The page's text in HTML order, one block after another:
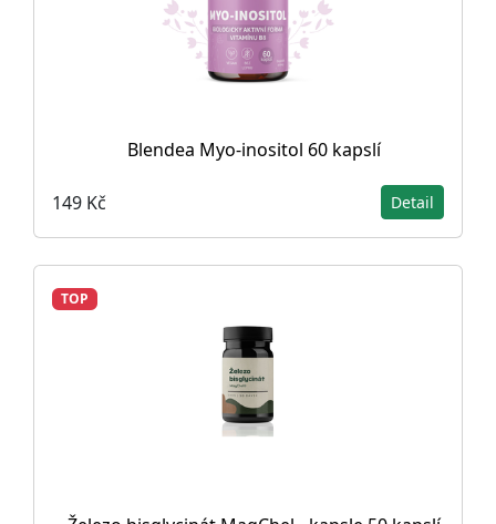
Blendea Myo-inositol 60 kapslí
149 Kč Detail
TOP